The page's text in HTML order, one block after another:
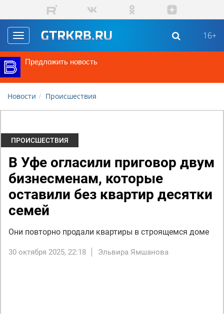
Перейти к основному содержанию
Toggle
navigation
16+
Предложить новость
Новости Происшествия
ПРОИСШЕСТВИЯ
В Уфе огласили приговор двум
бизнесменам, которые
оставили без квартир десятки
семей
Они повторно продали квартиры в строящемся доме
30 октября 2025, 22:18 Эльвира Ямшанова